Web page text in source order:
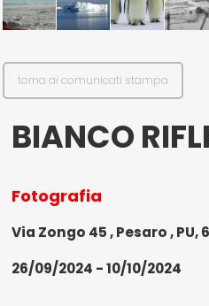
torna ai comunicati stampa
BIANCO
Fotografia
Via Zongo 45 , Pesaro , PU,
26/09/2024 - 10/10/2024